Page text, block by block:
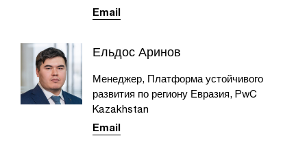
Email
Ельдос Аринов
Менеджер, Платформа устойчивого
развития по региону Евразия, PwC
Kazakhstan
Email